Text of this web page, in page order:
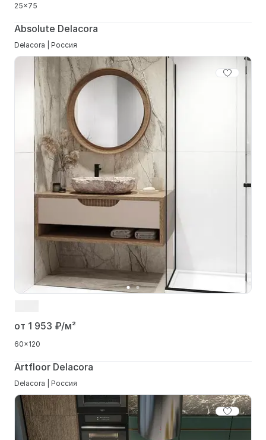
25x75
Absolute Delacora
Delacora | Россия
от 1 953 ₽/м²
60x120
Artfloor Delacora
Delacora | Россия